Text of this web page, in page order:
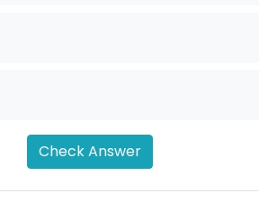
Check Answer